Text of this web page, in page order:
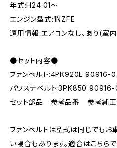
年式:H24.01～
エンジン型式:1NZFE
適用情報:エアコンなし、あり(室
●セット内容●
ファンベルト:4PK920L 90916-
パワステベルト:3PK850 90916-
セット部品 参考品番 参考純正
ファンベルトは型式は同じでもお
い場合もあります。適合はこちら